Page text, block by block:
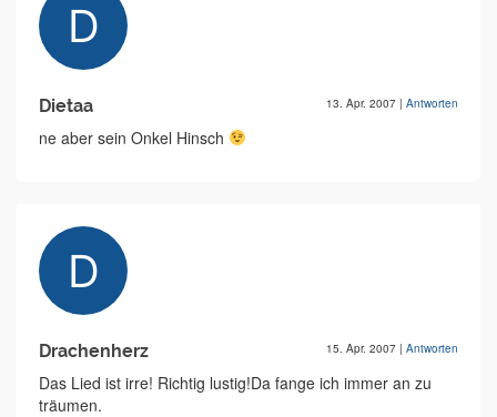
Dietaa 13. Apr. 2007 | Antworten
ne aber sein Onkel Hinsch
Drachenherz 15. Apr. 2007 | Antworten
Das Lied ist irre! Richtig lustig!Da fange ich immer an zu
träumen.